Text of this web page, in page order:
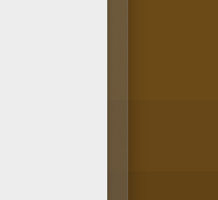
de
colorear
para
online gratis!